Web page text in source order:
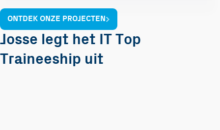
ONTDEK ONZE PROJECTEN
Josse legt het IT Top
Traineeship uit